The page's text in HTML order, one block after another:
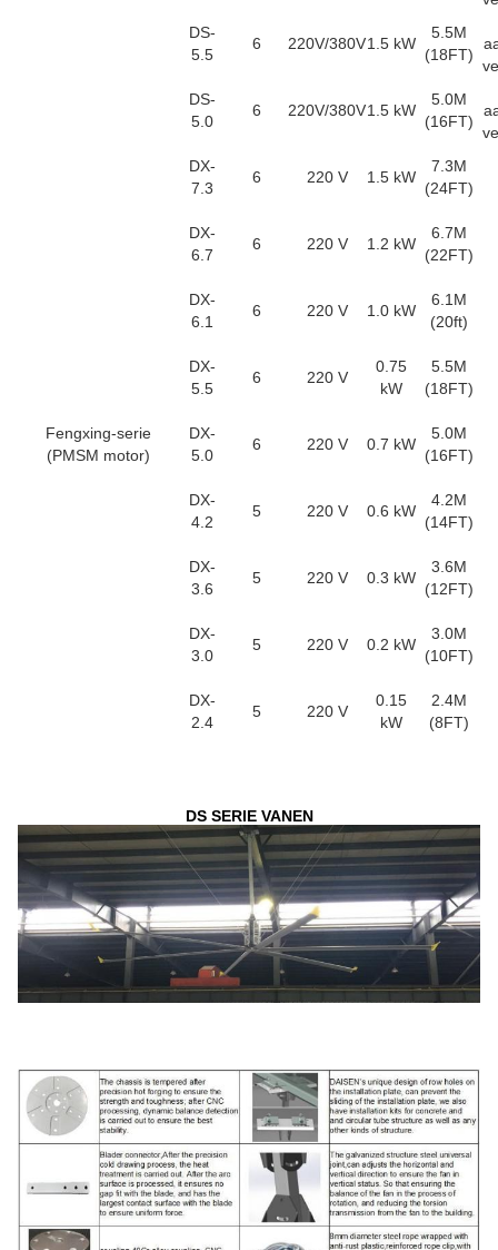
DS-
5.5
6 220V/380V1.5 kW
5.5M
(18FT)
DS-
5.0
6 220V/380V1.5 kW
5.0M
(16FT)
Fengxing-serie
(PMSM motor)
DX-
7.3
6 220 V 1.5 kW
7.3M
(24FT)
DX-
6.7
6 220 V 1.2 kW
6.7M
(22FT)
DX-
6.1
6 220 V 1.0 kW
6.1M
(20ft)
DX-
5.5
6 220 V
0.75
kW
5.5M
(18FT)
DX-
5.0
6 220 V 0.7 kW
5.0M
(16FT)
DX-
4.2
5 220 V 0.6 kW
4.2M
(14FT)
DX-
3.6
5 220 V 0.3 kW
3.6M
(12FT)
DX-
3.0
5 220 V 0.2 kW
3.0M
(10FT)
DX-
2.4
5 220 V
0.15
kW
2.4M
(8FT)
DS SERIE VANEN